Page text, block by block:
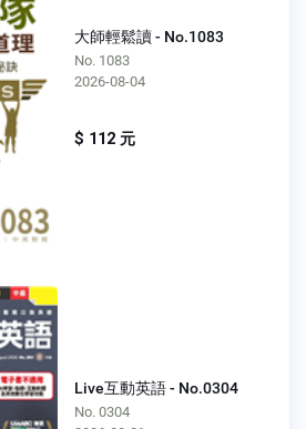
大師輕鬆讀 - No.1083
No. 1083
2026-08-04
$ 112 元
Live互動英語 - No.0304
No. 0304